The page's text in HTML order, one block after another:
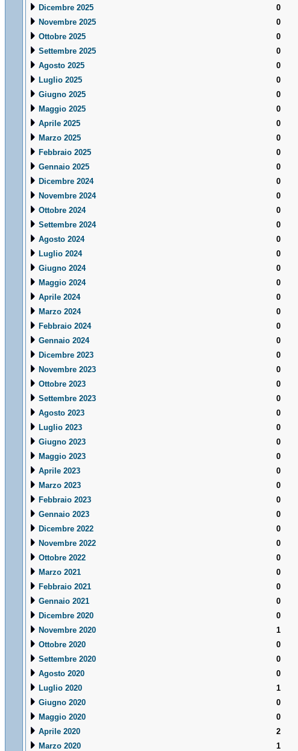
Dicembre 2025
0
Novembre 2025
0
Ottobre 2025
0
Settembre 2025
0
Agosto 2025
0
Luglio 2025
0
Giugno 2025
0
Maggio 2025
0
Aprile 2025
0
Marzo 2025
0
Febbraio 2025
0
Gennaio 2025
0
Dicembre 2024
0
Novembre 2024
0
Ottobre 2024
0
Settembre 2024
0
Agosto 2024
0
Luglio 2024
0
Giugno 2024
0
Maggio 2024
0
Aprile 2024
0
Marzo 2024
0
Febbraio 2024
0
Gennaio 2024
0
Dicembre 2023
0
Novembre 2023
0
Ottobre 2023
0
Settembre 2023
0
Agosto 2023
0
Luglio 2023
0
Giugno 2023
0
Maggio 2023
0
Aprile 2023
0
Marzo 2023
0
Febbraio 2023
0
Gennaio 2023
0
Dicembre 2022
0
Novembre 2022
0
Ottobre 2022
0
Marzo 2021
0
Febbraio 2021
0
Gennaio 2021
0
Dicembre 2020
0
Novembre 2020
1
Ottobre 2020
0
Settembre 2020
0
Agosto 2020
0
Luglio 2020
1
Giugno 2020
0
Maggio 2020
0
Aprile 2020
2
Marzo 2020
1